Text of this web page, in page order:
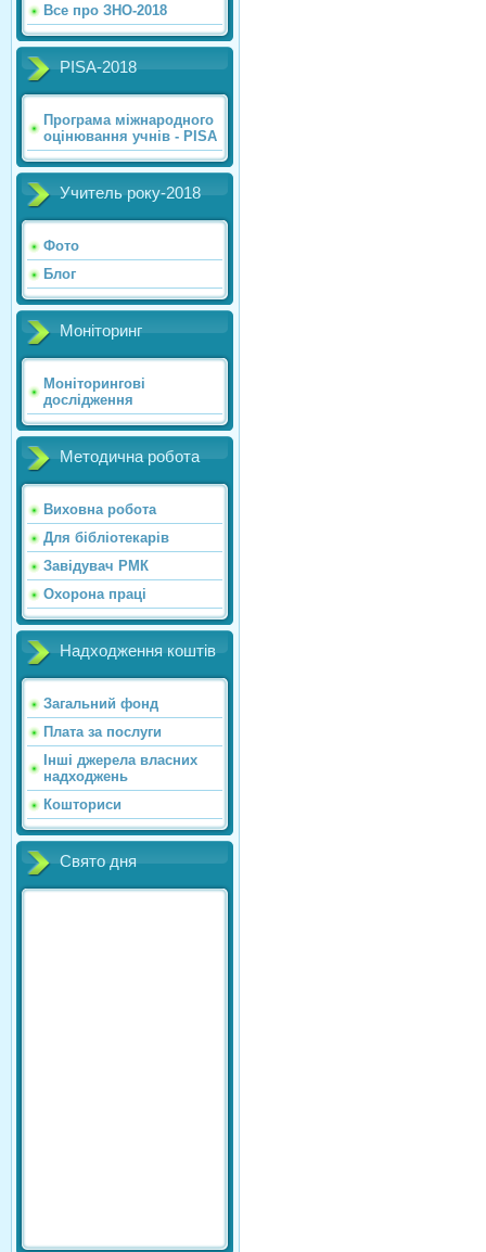
Все про ЗНО-2018
PISA-2018
Програма міжнародного
оцінювання учнів - PISA
Учитель року-2018
Фото
Блог
Моніторинг
Моніторингові
дослідження
Методична робота
Виховна робота
Для бібліотекарів
Завідувач РМК
Охорона праці
Надходження коштів
Загальний фонд
Плата за послуги
Інші джерела власних
надходжень
Кошториси
Свято дня